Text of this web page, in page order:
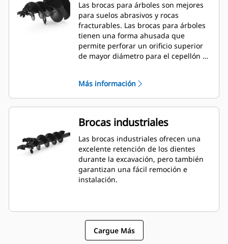
Las brocas para árboles son mejores
para suelos abrasivos y rocas
fracturables. Las brocas para árboles
tienen una forma ahusada que
permite perforar un orificio superior
de mayor diámetro para el cepellón y
Más información
Brocas industriales
Las brocas industriales ofrecen una
excelente retención de los dientes
durante la excavación, pero también
garantizan una fácil remoción e
instalación.
Cargue Más